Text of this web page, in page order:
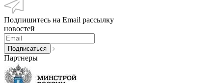
Подпишитесь на Email рассылку
новостей
Партнеры